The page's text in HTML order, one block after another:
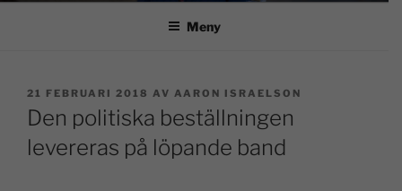
Meny
21 FEBRUARI 2018 AV AARON ISRAELSON
Den politiska beställningen
levereras på löpande band